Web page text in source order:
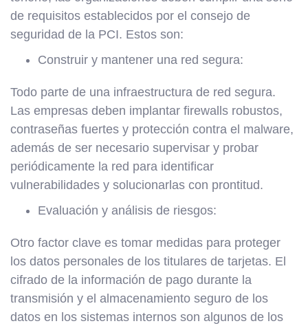
de requisitos establecidos por el consejo de
seguridad de la PCI. Estos son:
Construir y mantener una red segura:
Todo parte de una infraestructura de red segura.
Las empresas deben implantar firewalls robustos,
contraseñas fuertes y protección contra el malware,
además de ser necesario supervisar y probar
periódicamente la red para identificar
vulnerabilidades y solucionarlas con prontitud.
Evaluación y análisis de riesgos:
Otro factor clave es tomar medidas para proteger
los datos personales de los titulares de tarjetas. El
cifrado de la información de pago durante la
transmisión y el almacenamiento seguro de los
datos en los sistemas internos son algunos de los